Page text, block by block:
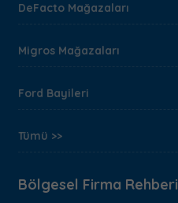
DeFacto Mağazaları
Migros Mağazaları
Ford Bayileri
Tümü >>
Bölgesel Firma Rehberi